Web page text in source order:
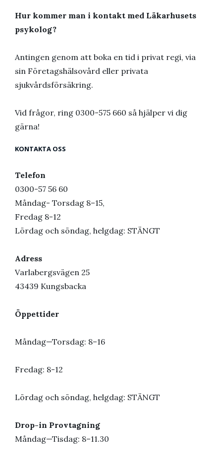
Hur kommer man i kontakt med Läkarhusets
psykolog?
Antingen genom att boka en tid i privat regi, via
sin Företagshälsovård eller privata
sjukvårdsförsäkring.
Vid frågor, ring 0300-575 660 så hjälper vi dig
gärna!
KONTAKTA OSS
Telefon
0300-57 56 60
Måndag- Torsdag 8–15,
Fredag 8-12
Lördag och söndag, helgdag: STÄNGT
Adress
Varlabergsvägen 25
43439 Kungsbacka
Öppettider
Måndag—Torsdag: 8–16
Fredag: 8-12
Lördag och söndag, helgdag: STÄNGT
Drop-in Provtagning
Måndag—Tisdag: 8–11.30